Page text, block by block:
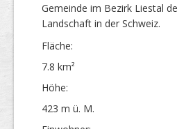
Gemeinde im Bezirk Liestal
Landschaft in der Schweiz.
Fläche:
7.8 km²
Höhe:
423 m ü. M.